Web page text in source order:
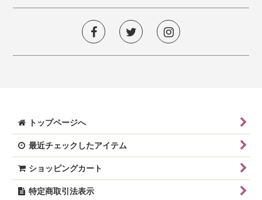
トップページへ
最近チェックしたアイテム
ショッピングカート
特定商取引法表示